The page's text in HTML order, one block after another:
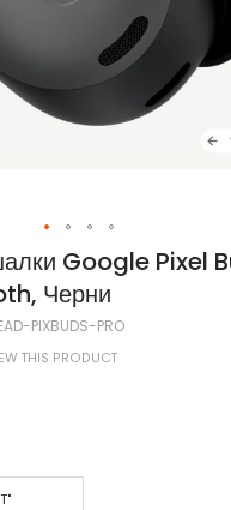
Google Pixel
Черни
PIXBUDS-PRO
THIS PRODUCT